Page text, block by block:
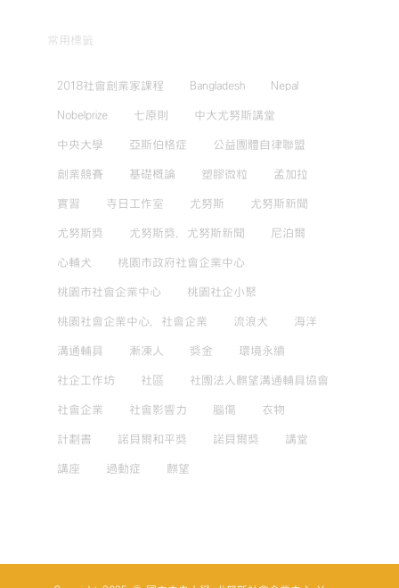
常用標籤
2018社會創業家課程 Bangladesh Nepal
Nobelprize 七原則 中大尤努斯講堂
中央大學 亞斯伯格症 公益團體自律聯盟
創業競賽 基礎概論 塑膠微粒 孟加拉
實習 寺日工作室 尤努斯 尤努斯新聞
尤努斯獎 尤努斯獎，尤努斯新聞 尼泊爾
心輔犬 桃園市政府社會企業中心
桃園市社會企業中心 桃園社企小聚
桃園社會企業中心，社會企業 流浪犬 海洋
溝通輔具 漸凍人 獎金 環境永續
社企工作坊 社區 社團法人麒望溝通輔具協會
社會企業 社會影響力 腦傷 衣物
計劃書 諾貝爾和平獎 諾貝爾獎 講堂
講座 過動症 麒望